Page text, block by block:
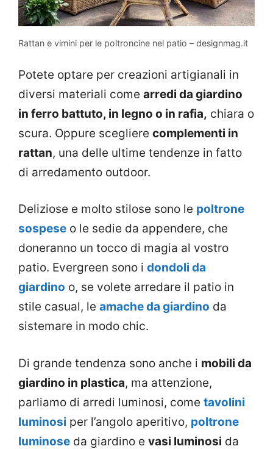
Rattan e vimini per le poltroncine nel patio – designmag.it
Potete optare per creazioni artigianali in
diversi materiali come arredi da giardino
in ferro battuto, in legno o in rafia, chiara o
scura. Oppure scegliere complementi in
rattan, una delle ultime tendenze in fatto
di arredamento outdoor.
Deliziose e molto stilose sono le poltrone
sospese o le sedie da appendere, che
doneranno un tocco di magia al vostro
patio. Evergreen sono i dondoli da
giardino o, se volete arredare il patio in
stile casual, le amache da giardino da
sistemare in modo chic.
Di grande tendenza sono anche i mobili da
giardino in plastica, ma attenzione,
parliamo di arredi luminosi, come tavolini
luminosi per l’angolo aperitivo, poltrone
luminose da giardino e vasi luminosi da